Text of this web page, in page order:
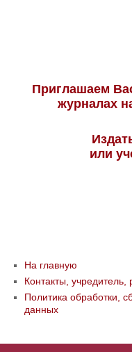
Приглашаем
журналах
или
На главную
Контакты, учредитель,
Политика обработки,
данных